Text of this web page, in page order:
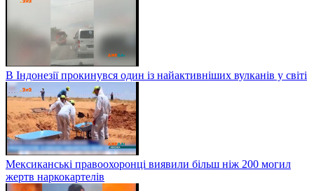
В Індонезії прокинувся один із найактивніших вулканів у світі
Мексиканські правоохоронці виявили більш ніж 200 могил
жертв наркокартелів